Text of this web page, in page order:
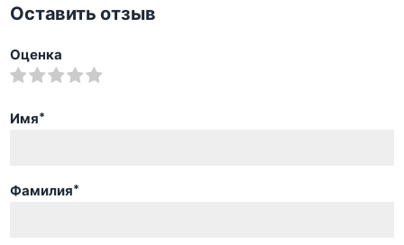
Оставить отзыв
Оценка
Имя*
Фамилия*